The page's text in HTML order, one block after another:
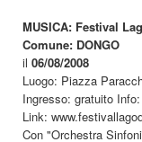
MUSICA: Festival
Comune: DONGO
il 06/08/2008
Luogo: Piazza
Ingresso: gratuito
Link:
Con "Orchestra